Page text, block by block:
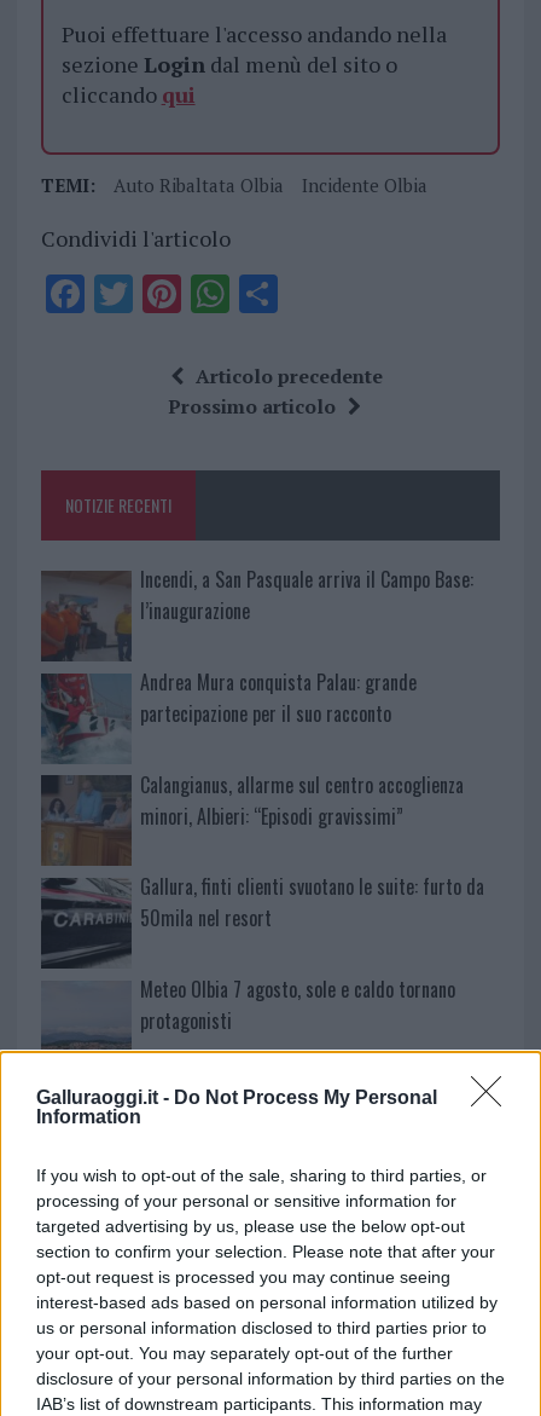
Galluraoggi.it - Do Not Process My Personal
Information
If you wish to opt-out of the sale, sharing to third parties, or
processing of your personal or sensitive information for
targeted advertising by us, please use the below opt-out
section to confirm your selection. Please note that after your
opt-out request is processed you may continue seeing
interest-based ads based on personal information utilized by
us or personal information disclosed to third parties prior to
your opt-out. You may separately opt-out of the further
disclosure of your personal information by third parties on the
IAB’s list of downstream participants. This information may
Puoi effettuare l'accesso andando nella
sezione Logindal menù del sito o
cliccando qui
TEMI: Auto Ribaltata Olbia Incidente Olbia
Condividi l'articolo
F
o
k
T Pi
te
re
W
at
s
p
S
a
re
Articolo precedente
Prossimo articolo
NOTIZIE RECENTI
Incendi, a San Pasquale arriva il Campo Base:
l’inaugurazione
Andrea Mura conquista Palau: grande
partecipazione per il suo racconto
Calangianus, allarme sul centro accoglienza
minori, Albieri: “Episodi gravissimi”
Gallura, finti clienti svuotano le suite: furto da
50mila nel resort
Meteo Olbia 7 agosto, sole e caldo tornano
protagonisti
Test tunnel Olbia: rampe chiuse ancora fino a
fine agosto
Aggius conquista la classifica delle mete più
amate dell’estate 2026